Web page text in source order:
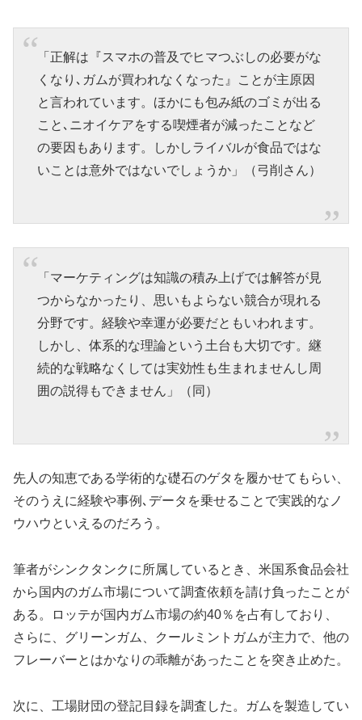
「正解は『スマホの普及でヒマつぶしの必要がな
くなり､ガムが買われなくなった』ことが主原因
と言われています。ほかにも包み紙のゴミが出る
こと､ニオイケアをする喫煙者が減ったことなど
の要因もあります。しかしライバルが食品ではな
いことは意外ではないでしょうか」（弓削さん）
「マーケティングは知識の積み上げでは解答が見
つからなかったり、思いもよらない競合が現れる
分野です。経験や幸運が必要だともいわれます。
しかし、体系的な理論という土台も大切です。継
続的な戦略なくしては実効性も生まれませんし周
囲の説得もできません」（同）
先人の知恵である学術的な礎石のゲタを履かせてもらい、
そのうえに経験や事例､データを乗せることで実践的なノ
ウハウといえるのだろう。
筆者がシンクタンクに所属しているとき、米国系食品会社
から国内のガム市場について調査依頼を請け負ったことが
ある。ロッテが国内ガム市場の約40％を占有しており、
さらに、グリーンガム、クールミントガムが主力で、他の
フレーバーとはかなりの乖離があったことを突き止めた。
次に、工場財団の登記目録を調査した。ガムを製造してい